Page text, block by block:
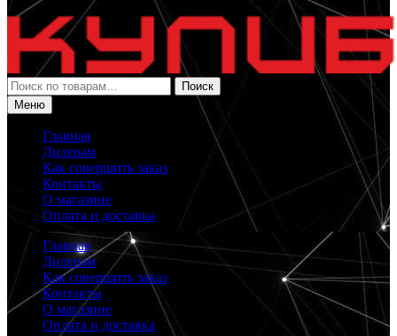
Искать:
Поиск
Меню
Главная
Дилерам
Как совершить заказ
Контакты
О магазине
Оплата и доставка
Главная
Дилерам
Как совершить заказ
Контакты
О магазине
Оплата и доставка